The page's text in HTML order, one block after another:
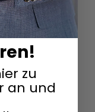
zu
an und